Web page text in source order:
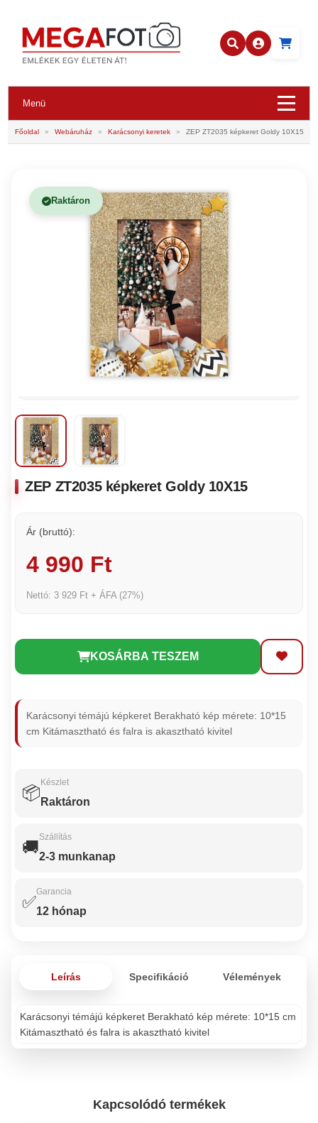
Menü
Főoldal » Webáruház » Karácsonyi keretek » ZEP ZT2035 képkeret Goldy 10X15
Raktáron
ZEP ZT2035 képkeret Goldy 10X15
Ár (bruttó):
4 990 Ft
Nettó: 3 929 Ft + ÁFA (27%)
KOSÁRBA TESZEM
Karácsonyi témájú képkeret Berakható kép mérete: 10*15
cm Kitámasztható és falra is akasztható kivitel
📦
Készlet
Raktáron
🚚
Szállítás
2-3 munkanap
✅
Garancia
12 hónap
Leírás Specifikáció Vélemények
Karácsonyi témájú képkeret Berakható kép mérete: 10*15 cm
Kitámasztható és falra is akasztható kivitel
Kapcsolódó termékek